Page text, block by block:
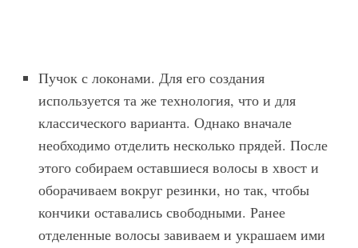
Пучок с локонами. Для его создания
используется та же технология, что и для
классического варианта. Однако вначале
необходимо отделить несколько прядей. После
этого собираем оставшиеся волосы в хвост и
оборачиваем вокруг резинки, но так, чтобы
кончики оставались свободными. Ранее
отделенные волосы завиваем и украшаем ими